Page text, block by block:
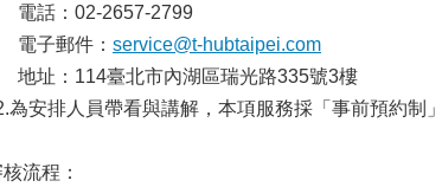
電話：02-2657-2799
電子郵件： service@t-hubtaipei.com
地址：114臺北市內湖區瑞光路335號3樓
為安排人員帶看與講解，本項服務採「事前預約制
流程：